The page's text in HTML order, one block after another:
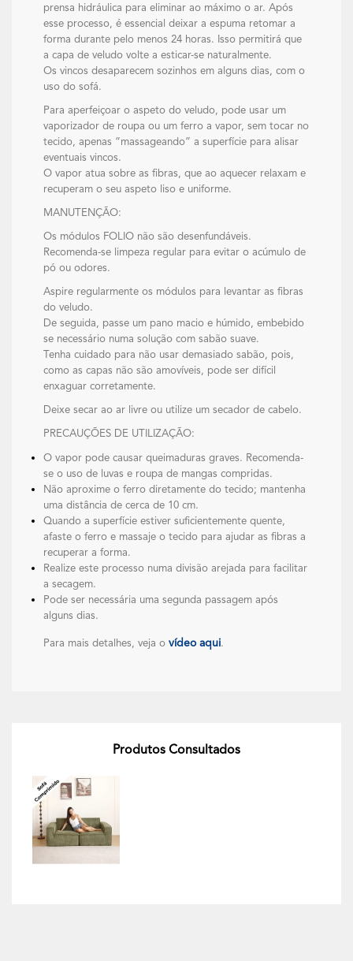
prensa hidráulica para eliminar ao máximo o ar. Após
esse processo, é essencial deixar a espuma retomar a
forma durante pelo menos 24 horas. Isso permitirá que
a capa de veludo volte a esticar-se naturalmente.
Os vincos desaparecem sozinhos em alguns dias, com o
uso do sofá.
Para aperfeiçoar o aspeto do veludo, pode usar um
vaporizador de roupa ou um ferro a vapor, sem tocar no
tecido, apenas “massageando” a superfície para alisar
eventuais vincos.
O vapor atua sobre as fibras, que ao aquecer relaxam e
recuperam o seu aspeto liso e uniforme.
MANUTENÇÃO:
Os módulos FOLIO não são desenfundáveis.
Recomenda-se limpeza regular para evitar o acúmulo de
pó ou odores.
Aspire regularmente os módulos para levantar as fibras
do veludo.
De seguida, passe um pano macio e húmido, embebido
se necessário numa solução com sabão suave.
Tenha cuidado para não usar demasiado sabão, pois,
como as capas não são amovíveis, pode ser difícil
enxaguar corretamente.
Deixe secar ao ar livre ou utilize um secador de cabelo.
PRECAUÇÕES DE UTILIZAÇÃO:
O vapor pode causar queimaduras graves. Recomenda-
se o uso de luvas e roupa de mangas compridas.
Não aproxime o ferro diretamente do tecido; mantenha
uma distância de cerca de 10 cm.
Quando a superfície estiver suficientemente quente,
afaste o ferro e massaje o tecido para ajudar as fibras a
recuperar a forma.
Realize este processo numa divisão arejada para facilitar
a secagem.
Pode ser necessária uma segunda passagem após
alguns dias.
Para mais detalhes, veja o vídeo aqui.
Produtos Consultados